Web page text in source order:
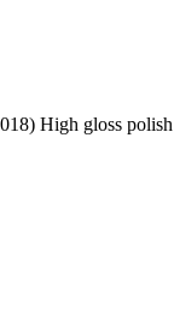
High gloss polish